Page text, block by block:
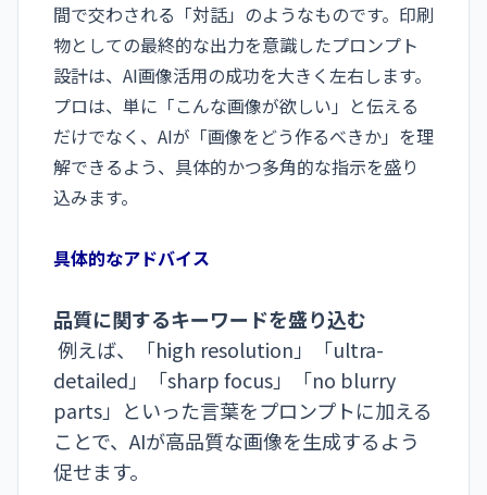
間で交わされる「対話」のようなものです。印刷
物としての最終的な出力を意識したプロンプト
設計は、AI画像活用の成功を大きく左右します。
プロは、単に「こんな画像が欲しい」と伝える
だけでなく、AIが「画像をどう作るべきか」を理
解できるよう、具体的かつ多角的な指示を盛り
込みます。
具体的なアドバイス
品質に関するキーワードを盛り込む
例えば、「high resolution」「ultra-
detailed」「sharp focus」「no blurry
parts」といった言葉をプロンプトに加える
ことで、AIが高品質な画像を生成するよう
促せます。